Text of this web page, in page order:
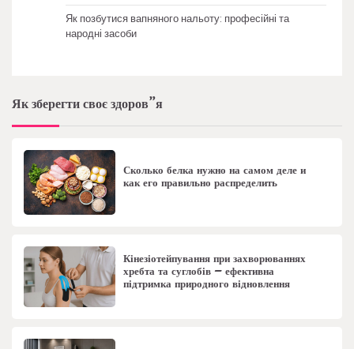
Як позбутися вапняного нальоту: професійні та
народні засоби
Як зберегти своє здоров”я
Сколько белка нужно на самом деле и
как его правильно распределить
Кінезіотейпування при захворюваннях
хребта та суглобів – ефективна
підтримка природного відновлення